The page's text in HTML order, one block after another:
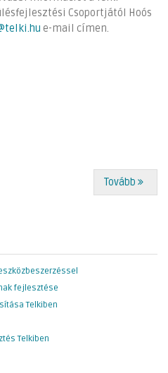
Csoportjától Hoós
e-mail címen.
Tovább
fejlesztése
Telkiben
Telkiben